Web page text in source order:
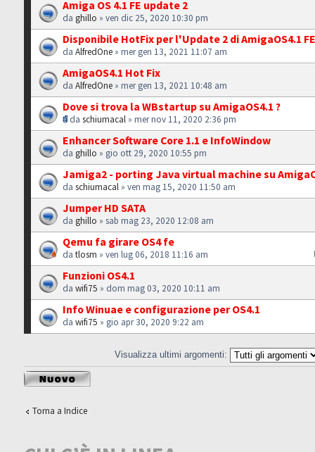
Amiga OS 4.1 FE update 2
daghillo » ven dic 25, 2020 10:30 pm
Disponibile HotFix per l'Update 2 di AmigaOS4.1
daAlfredOne » mer gen 13, 2021 11:07 am
AmigaOS4.1 Hot Fix
daAlfredOne » mer gen 13, 2021 10:48 am
Dove si trova la WBstartup su AmigaOS4.1 ?
daschiumacal » mer nov 11, 2020 2:36 pm
Enhancer Software Core 1.1 e InfoWindow
daghillo » gio ott 29, 2020 10:55 pm
Jamiga2 - porting Java virtual machine su
daschiumacal » ven mag 15, 2020 11:50 am
Jumper HD SATA
daghillo » sab mag 23, 2020 12:08 am
Qemu fa girare OS4 fe
datlosm » ven lug 06, 2018 11:16 am
Funzioni OS4.1
dawifi75 » dom mag 03, 2020 10:11 am
Info Winuae e configurazione per OS4.1
dawifi75 » gio apr 30, 2020 9:22 am
Visualizza ultimi argomenti:
Scrivi un nuovo
argomento
Torna a Indice